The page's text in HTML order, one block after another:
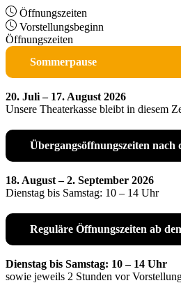
Öffnungszeiten
Vorstellungsbeginn
Öffnungszeiten
Sommerpause
20. Juli – 17. August 2026
Unsere Theaterkasse bleibt in diesem
Übergangsöffnungszeiten nach
18. August – 2. September 2026
Dienstag bis Samstag: 10 – 14 Uhr
Reguläre Öffnungszeiten ab
Dienstag bis Samstag: 10 – 14 Uhr
sowie jeweils 2 Stunden vor